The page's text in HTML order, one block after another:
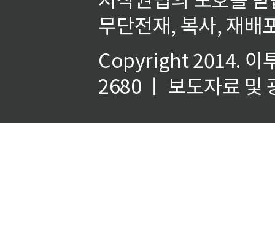
무단전재, 복사, 재배
Copyright 2014. 이
2680 ㅣ 보도자료